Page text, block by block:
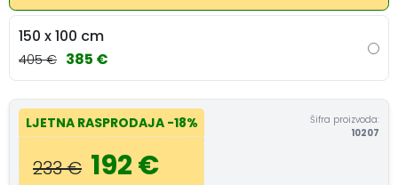
150 x 100 cm
405 € 385 €
LJETNA RASPRODAJA -18%
233 € 192 €
Šifra proizvoda:
10207